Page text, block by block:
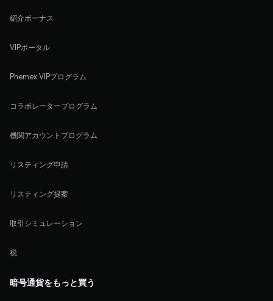
紹介ボーナス
VIPポータル
Phemex VIPプログラム
コラボレータープログラム
機関アカウントプログラム
リスティング申請
リスティング提案
取引シミュレーション
税
暗号通貨をもっと買う